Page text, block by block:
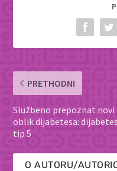
PRETHODNI
Službeno prepoznat novi
oblik dijabetesa: dijabetes
tip 5
O AUTORU/